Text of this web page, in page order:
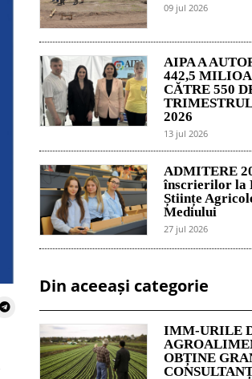
09 jul 2026
AIPA A
442,5
CĂTRE 550
2026
13 jul 2026
ADMITERE
înscrierilor la
Științe
Mediului
27 jul 2026
Din aceeași categorie
IMM-URILE
OBȚINE